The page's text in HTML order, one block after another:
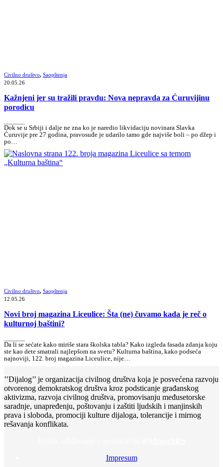
Civilno društvo, Saopštenja
20.05.26
Kažnjeni jer su tražili pravdu: Nova nepravda za Ćuruvijinu
porodicu
Dok se u Srbiji i dalje ne zna ko je naredio likvidaciju novinara Slavka
Ćuruvije pre 27 godina, pravosuđe je udarilo tamo gde najviše boli – po džep i
po…
Civilno društvo, Saopštenja
12.05.26
Novi broj magazina Liceulice: Šta (ne) čuvamo kada je reč o
kulturnoj baštini?
Da li se sećate kako miriše stara školska tabla? Kako izgleda fasada zdanja koju
ste kao dete smatrali najlepšom na svetu? Kulturna baština, kako podseća
najnoviji, 122. broj magazina Liceulice, nije…
’’Dijalog’’ je organizacija civilnog društva koja je posvećena razvoju
otvorenog demokratskog društva kroz podsticanje građanskog
aktivizma, razvoja civilnog društva, promovisanju međusetorske
saradnje, unapređenju, poštovanju i zaštiti ljudskih i manjinskih
prava i sloboda, promociji kulture dijaloga, tolerancije i mirnog
rešavanja konflikata.
Impresum